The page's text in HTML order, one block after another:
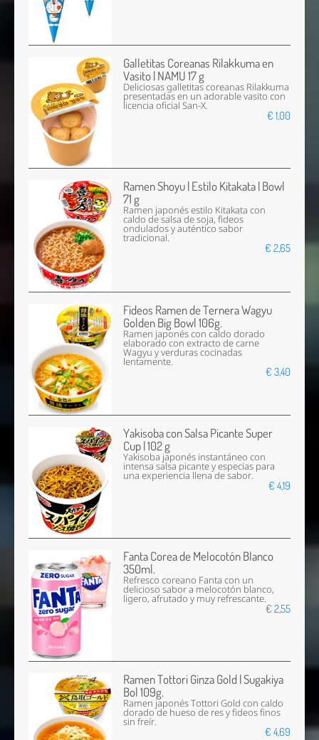
Galletitas Coreanas Rilakkuma en
Vasito | NAMU 17 g
Deliciosas galletitas coreanas Rilakkuma
presentadas en un adorable vasito con
licencia oficial San-X.
€ 1,00
Ramen Shoyu | Estilo Kitakata | Bowl
71 g
Ramen japonés estilo Kitakata con
caldo de salsa de soja, fideos
ondulados y auténtico sabor
tradicional.
€ 2,65
Fideos Ramen de Ternera Wagyu
Golden Big Bowl 106g.
Ramen japonés con caldo dorado
elaborado con extracto de carne
Wagyu y verduras cocinadas
lentamente.
€ 3,40
Yakisoba con Salsa Picante Super
Cup | 102 g
Yakisoba japonés instantáneo con
intensa salsa picante y especias para
una experiencia llena de sabor.
€ 4,19
Fanta Corea de Melocotón Blanco
350ml.
Refresco coreano Fanta con un
delicioso sabor a melocotón blanco,
ligero, afrutado y muy refrescante.
€ 2,55
Ramen Tottori Ginza Gold | Sugakiya
Bol 109g.
Ramen japonés Tottori Gold con caldo
dorado de hueso de res y fideos finos
sin freír.
€ 4,69